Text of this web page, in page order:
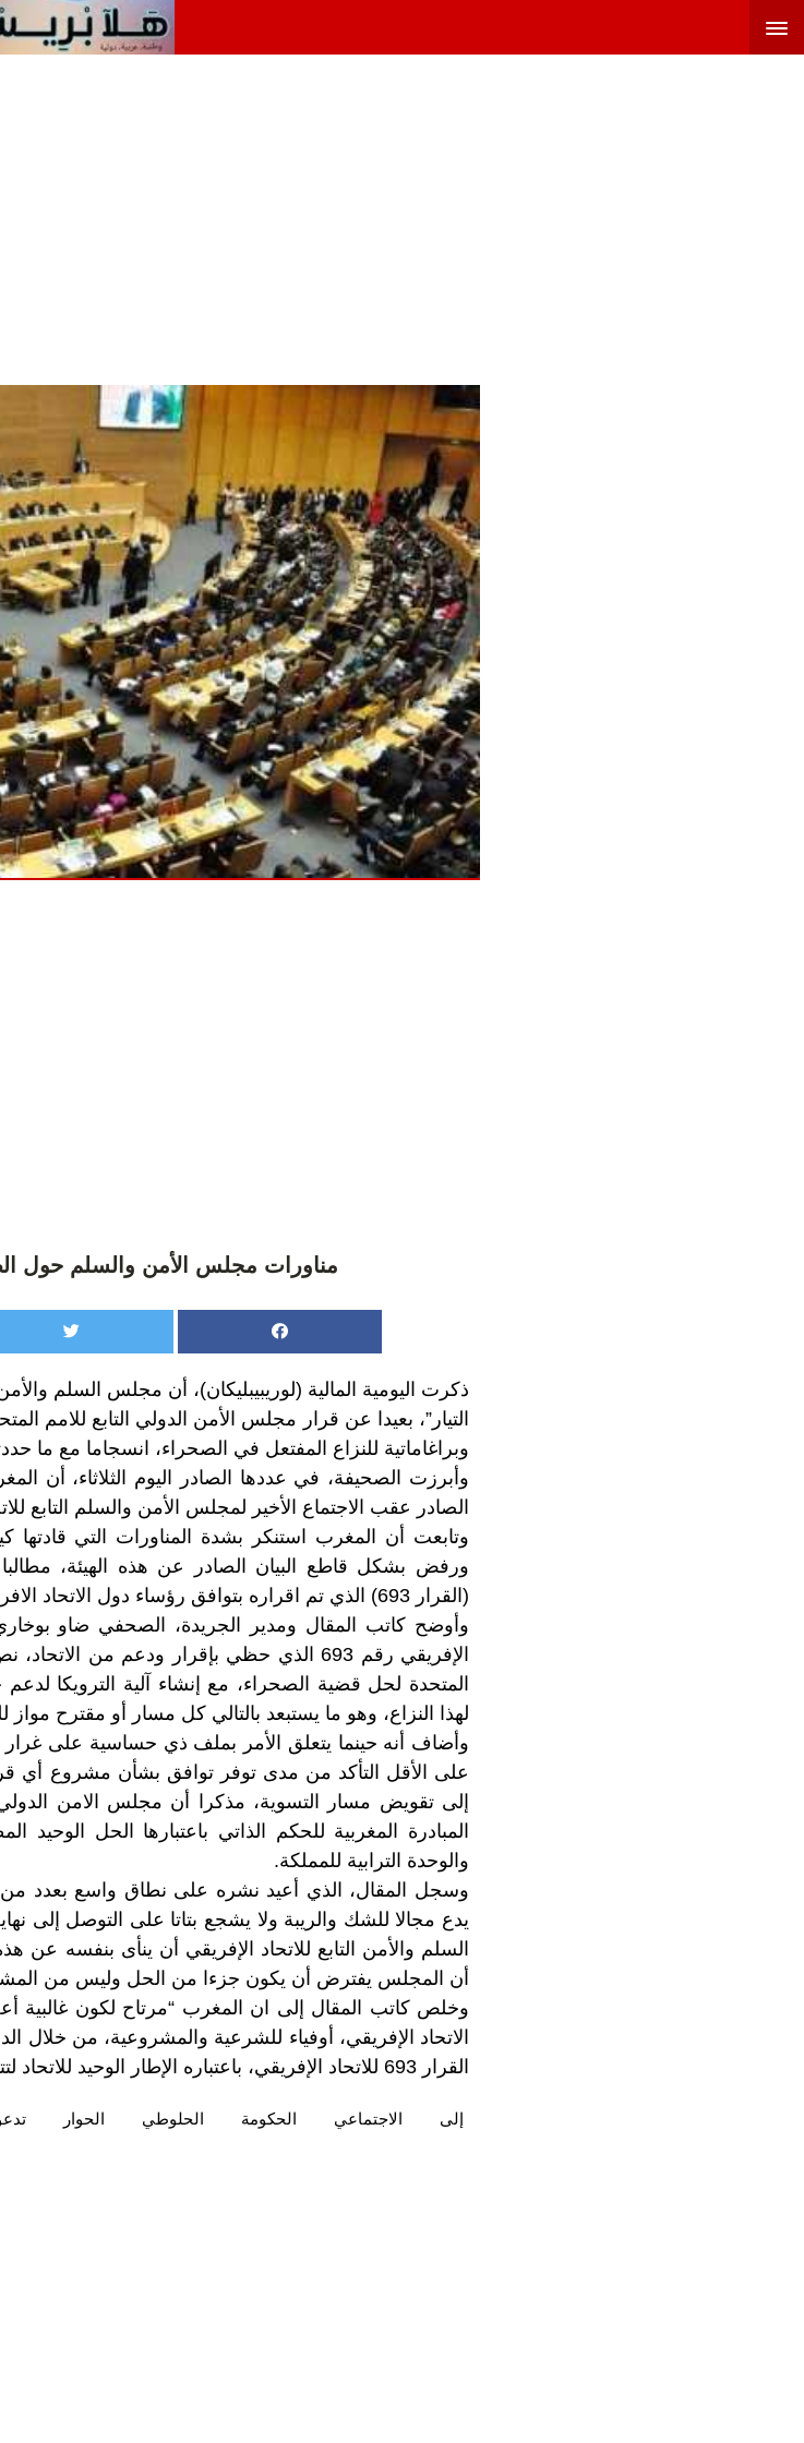
مناورات مجلس الأمن والسلم حول
ذكرت اليومية المالية (لوريبيبليكان)، أن مجلس السلم
التيار”، بعيدا عن قرار مجلس الأمن الدولي التابع للامم
وبراغاماتية للنزاع المفتعل في الصحراء، انسجاما مع ما
وأبرزت الصحيفة، في عددها الصادر اليوم الثلاثاء، أن
الصادر عقب الاجتماع الأخير لمجلس الأمن والسلم التابع
وتابعت أن المغرب استنكر بشدة المناورات التي قادتها
ورفض بشكل قاطع البيان الصادر عن هذه الهيئة، مطالبا
(القرار 693) الذي تم اقراره بتوافق رؤساء دول الاتحاد الافريقي.
وأوضح كاتب المقال ومدير الجريدة، الصحفي ضاو
الإفريقي رقم 693 الذي حظي بإقرار ودعم
المتحدة لحل قضية الصحراء، مع إنشاء آلية الترويكا
لهذا النزاع، وهو ما يستبعد بالتالي كل مسار أو مقترح مواز
وأضاف أنه حينما يتعلق الأمر بملف ذي حساسية على
على الأقل التأكد من مدى توفر توافق بشأن مشروع أي
المبادرة المغربية للحكم الذاتي باعتبارها الحل الوحيد
والوحدة الترابية للمملكة.
وسجل المقال، الذي أعيد نشره على نطاق واسع بعدد من
يدع مجالا للشك والريبة ولا يشجع بتاتا على التوصل إلى
السلم والأمن التابع للاتحاد الإفريقي أن ينأى بنفسه
أن المجلس يفترض أن يكون جزءا من الحل وليس من
وخلص كاتب المقال إلى ان المغرب “مرتاح لكون غالبية
الاتحاد الإفريقي، أوفياء للشرعية والمشروعية، من
القرار 693 للاتحاد الإفريقي، باعتباره الإطار الوحيد للاتحاد لتتبع قضية الصحراء.
إلى الاجتماعي الحكومة الحلوطي الحوار